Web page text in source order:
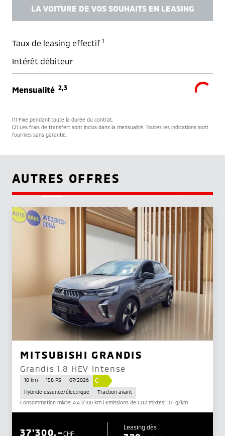
LA VOITURE DE VOS SOUHAITS EN LEASING
Taux de leasing effectif 1
Intérêt débiteur
Mensualité 2,3
(1) Fixe pendant toute la durée du contrat.
(2) Les frais de transfert sont inclus dans la mensualité. Toutes les indications sont
fournies sans garantie.
AUTRES OFFRES
MITSUBISHI GRANDIS
Grandis 1.8 HEV Intense
10 km 158 PS 07/2026 C
Hybride essence/électrique
Traction avant
Consommation mixte: 4.4 l/100 km | Émissions de CO2 mixtes: 101 g/km
CHF
37'300.– Leasing dès